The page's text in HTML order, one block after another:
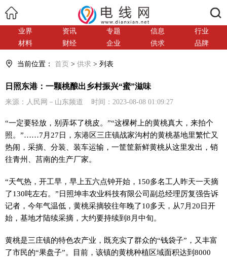
业界 资讯 专题 信息
行业
材料
财经 企业 供求 品牌
当前位置： 首页 > 供求 > 列表
日照东港：一颗桃酿出乡村振兴“蜜”滋味
来源：人民网－山东频道 时间：2023-08-08 01:09:27
“一定要轻放，别弄坏了桃皮。”“这棵树上的黄桃真大，来拍个
照。”……7月27日，东港区三庄镇战家沟村的黄桃基地里繁忙又
热闹，采摘、分装、装车运输，一筐筐新鲜黄桃从这里发出，销
往青州、莒南的生产厂家。
“天气热，开工早，早上五六点钟开始，150多名工人昨天一天摘
了130吨左右。”日照坤丰农业科技有限公司副总经理厉复强告诉
记者，今年气温低，黄桃采摘较往年晚了10多天，从7月20日开
始，基地才陆续采摘，大约要持续到8月中旬。
黄桃是三庄镇的特色农产业，既充实了群众的“钱袋子”，又丰富
了市民的“果盘子”。目前，该镇的黄桃种植区域面积达到8000